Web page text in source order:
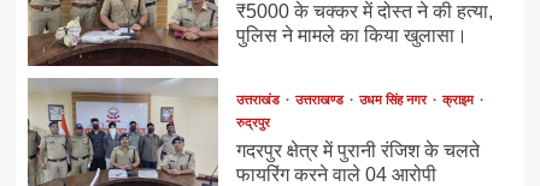
₹5000 के चक्कर में दोस्त ने की हत्या,
पुलिस ने मामले का किया खुलासा।
उत्तराखंड उत्तराखण्ड उधम सिंह नगर
क्राइम
रुद्रपुर
गदरपुर क्षेत्र में पुरानी रंजिश के चलते
फायरिंग करने वाले 04 आरोपी